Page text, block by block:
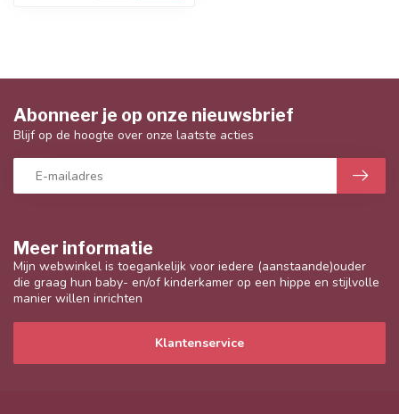
Meer informatie
Mijn webwinkel is toegankelijk voor iedere (aanstaande)ouder
die graag hun baby- en/of kinderkamer op een hippe en stijlvolle
manier willen inrichten
Klantenservice
Abonneer je op onze nieuwsbrief
Blijf op de hoogte over onze laatste acties